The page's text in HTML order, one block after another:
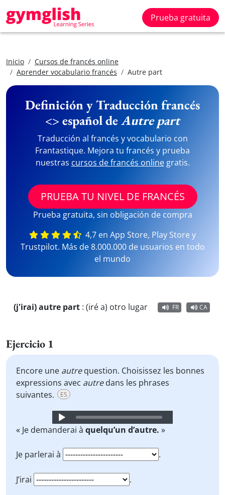
Prueba gratuita
Inicio
Cursos de francés online
Aprender vocabulario francés
Autre part
Definición y Traducción francés
<> español deAutre part
Traducción al francés y vocabulario con
Frantastique. Mejora tu francés y prueba
nuestras cursos de francés onlinegratis.
PRUEBA TU NIVEL DE FRANCÉS
Prueba gratuita, sin obligación de compra
4,7 en App Store, Play Store y
Trustpilot. Más de 8.000.000 de usuarios en todo
el mundo
(j'irai) autre part : (iré a) otro lugar FR CA
Ejercicio 1
Encore une autrequestion. Choisissez les bonnes
expressions avec autredans les phrases
suivantes.
ES
Audio
Player
« Je demanderai à quelqu’un d’autre. »
Je parlerai à .
J’irai .